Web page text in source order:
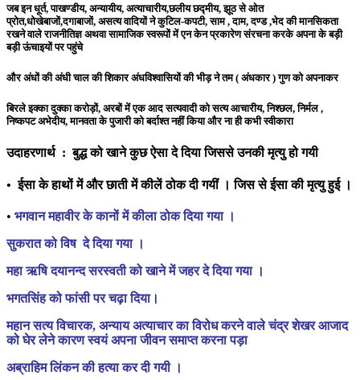
जब इन धूर्त, पाखण्डीय, अन्यायीय, अत्याचारीय,छलीय छद्मीय, झूठ से ओत
प्रोत,धोखेबाजों,दगाबाजों, असत्य वादियों ने कुटिल-कपटी, साम , दाम, दण्ड ,भेद की मानसिकता
रखने वाले राजनीतिज्ञ अथवा सामाजिक स्वरूपों में एन केन प्रकारेण संरचना करके अपना के बड़ी
बड़ी ऊंचाइयों पर पहुंचे
और अंधों की अंधी चाल की शिकार अंधविश्वासियों की भीड़ ने तम ( अंधकार ) गुण को अपनाकर
बिरले इक्का दुक्का करोड़ों, अरबों में एक आद सत्यवादी को सत्य आचारीय, निश्छल, निर्मल ,
निष्कपट अभेदीय, मानवता के पुजारी को बर्दाश्त नहीं किया और ना ही कभी स्वीकारा
उदाहरणार्थ : बुद्ध को खाने कुछ ऐसा दे दिया जिससे उनकी मृत्यु हो गयी
• ईसा के हाथों में और छाती में कीलें ठोक दी गयीं । जिस से ईसा की मृत्यु हुई ।
• भगवान महावीर के कानों में कीला ठोक दिया गया ।
सुकरात को विष दे दिया गया ।
महा ऋषि दयानन्द सरस्वती को खाने में जहर दे दिया गया ।
भगतसिंह को फांसी पर चढ़ा दिया।
महान सत्य विचारक, अन्याय अत्याचार का विरोध करने वाले चंद्र शेखर आजाद
को घेर लेने कारण स्वयं अपना जीवन समाप्त करना पड़ा
अब्राहिम लिंकन की हत्या कर दी गयी ।